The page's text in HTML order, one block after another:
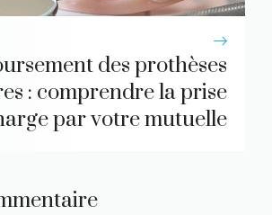
des prothèses
: comprendre la prise
par votre mutuelle